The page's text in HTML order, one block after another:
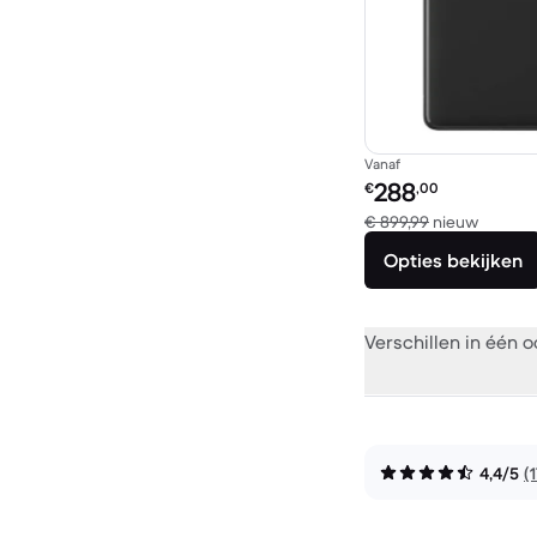
Vanaf
Refurbished prijs:
€288,00
€ 899,99 nieuw
Opties bekijken
Verschillen in één
4,4/5